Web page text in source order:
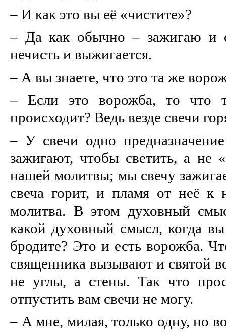
– И как это вы её «чистите»?
– Да как обычно – зажигаю и
нечисть и выжигается.
– А вы знаете, что это та же
– Если это ворожба, то что
происходит? Ведь везде свечи
– У свечи одно
зажигают, чтобы светить, а не
нашей молитвы; мы свечу
свеча горит, и пламя от неё к
молитва. В этом духовный
какой духовный смысл, когда
бродите? Это и есть ворожба.
священника вызывают и святой
не углы, а стены. Так что
отпустить вам свечи не могу.
– А мне, милая, только одну, но